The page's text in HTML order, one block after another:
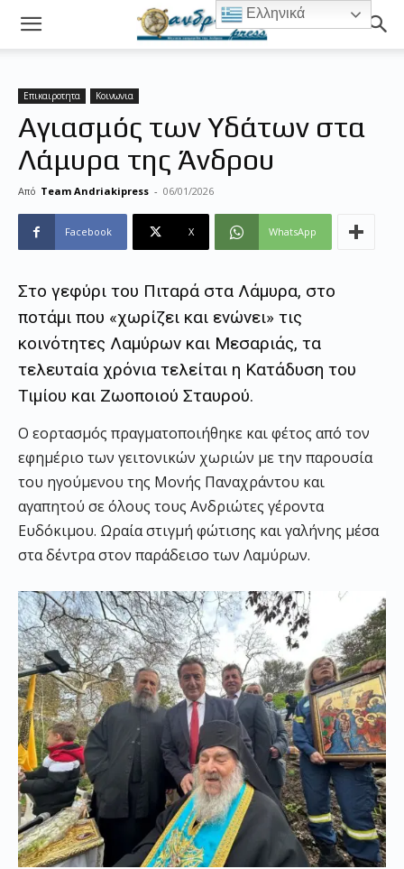
Επικαιροτητα Κοινωνια
Αγιασμός των Υδάτων στα
Λάμυρα της Άνδρου
Από Team Andriakipress - 06/01/2026
Facebook X WhatsApp
Στο γεφύρι του Πιταρά στα Λάμυρα, στο
ποτάμι που «χωρίζει και ενώνει» τις
κοινότητες Λαμύρων και Μεσαριάς, τα
τελευταία χρόνια τελείται η Κατάδυση του
Τιμίου και Ζωοποιού Σταυρού.
Ο εορτασμός πραγματοποιήθηκε και φέτος από τον
εφημέριο των γειτονικών χωριών με την παρουσία
του ηγούμενου της Μονής Παναχράντου και
αγαπητού σε όλους τους Ανδριώτες γέροντα
Ευδόκιμου. Ωραία στιγμή φώτισης και γαλήνης μέσα
στα δέντρα στον παράδεισο των Λαμύρων.
Ελληνικά